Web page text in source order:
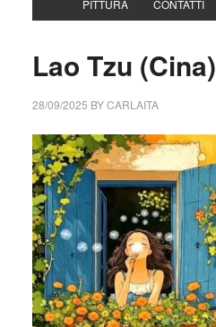
PITTURA CONTATTI
Lao Tzu (Cina)
28/09/2025 BYCARLAITA